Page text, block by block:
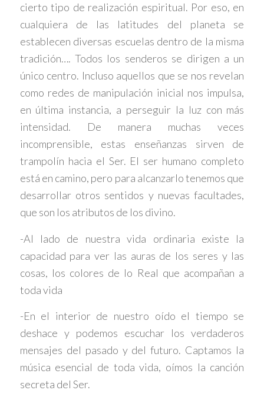
cierto tipo de realización espiritual. Por eso, en
cualquiera de las latitudes del planeta se
establecen diversas escuelas dentro de la misma
tradición…. Todos los senderos se dirigen a un
único centro. Incluso aquellos que se nos revelan
como redes de manipulación inicial nos impulsa,
en última instancia, a perseguir la luz con más
intensidad. De manera muchas veces
incomprensible, estas enseñanzas sirven de
trampolín hacia el Ser. El ser humano completo
está en camino, pero para alcanzarlo tenemos que
desarrollar otros sentidos y nuevas facultades,
que son los atributos de los divino.
-Al lado de nuestra vida ordinaria existe la
capacidad para ver las auras de los seres y las
cosas, los colores de lo Real que acompañan a
toda vida
-En el interior de nuestro oído el tiempo se
deshace y podemos escuchar los verdaderos
mensajes del pasado y del futuro. Captamos la
música esencial de toda vida, oímos la canción
secreta del Ser.